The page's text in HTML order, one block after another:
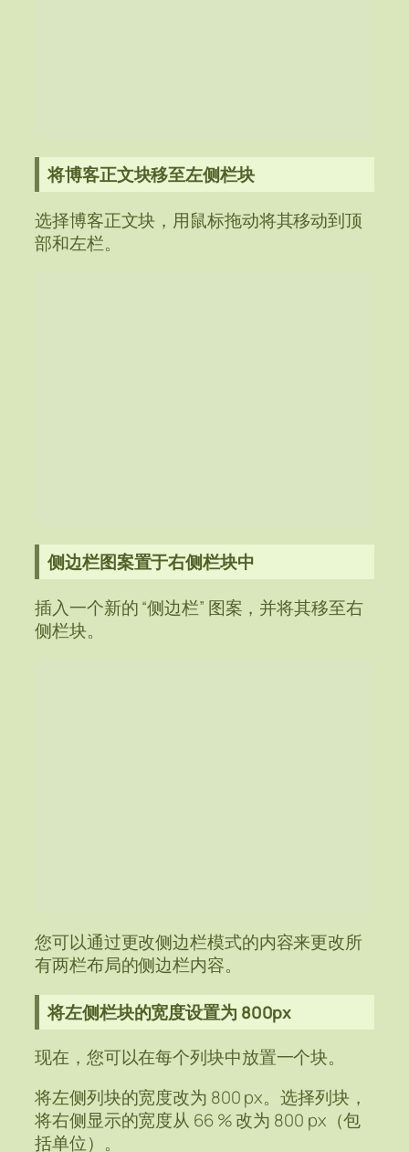
将博客正文块移至左侧栏块
选择博客正文块，用鼠标拖动将其移动到顶
部和左栏。
侧边栏图案置于右侧栏块中
插入一个新的 “侧边栏” 图案，并将其移至右
侧栏块。
您可以通过更改侧边栏模式的内容来更改所
有两栏布局的侧边栏内容。
将左侧栏块的宽度设置为 800px
现在，您可以在每个列块中放置一个块。
将左侧列块的宽度改为 800 px。选择列块，
将右侧显示的宽度从 66 % 改为 800 px（包
括单位）。